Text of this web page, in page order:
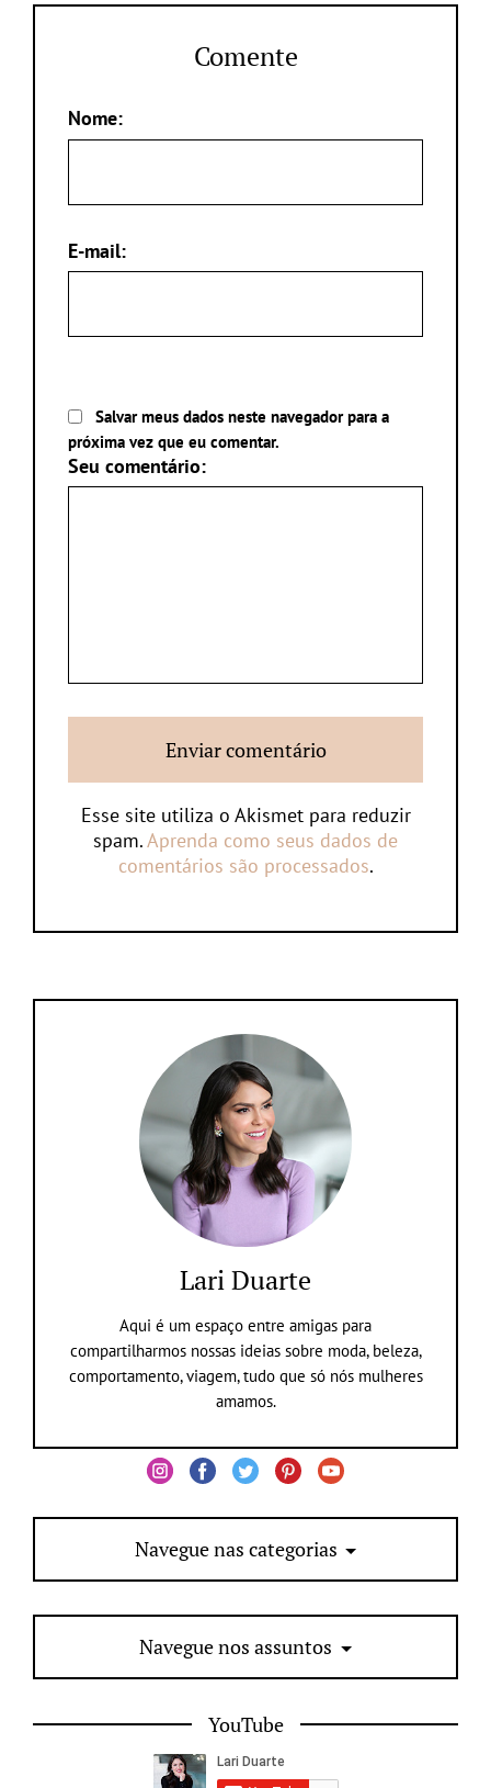
Comente
Nome:
E-mail:
Salvar meus dados neste navegador para a
próxima vez que eu comentar.
Seu comentário:
Esse site utiliza o Akismet para reduzir
spam.Aprenda como seus dados de
comentários são processados.
Lari Duarte
Aqui é um espaço entre amigas para
compartilharmos nossas ideias sobre moda, beleza,
comportamento, viagem, tudo que só nós mulheres
amamos.
Navegue nas categorias
Navegue nos assuntos
YouTube